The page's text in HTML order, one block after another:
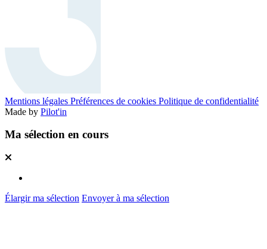
Mentions légales Préférences de cookies Politique de confidentialité
Made by Pilot'in
Ma sélection en cours
Élargir ma sélection Envoyer à ma sélection